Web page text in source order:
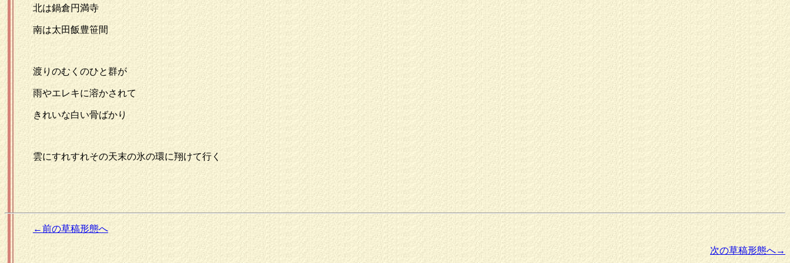
北は鍋倉円満寺
南は太田飯豊笹間
渡りのむくのひと群が
雨やエレキに溶かされて
きれいな白い骨ばかり
雲にすれすれその天末の氷の環に翔けて行く
←前の草稿形態へ
次の草稿形態へ→